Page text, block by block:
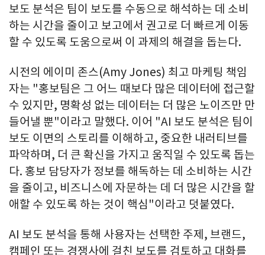
보도 분석은 팀이 보도를 수동으로 해석하는 데 소비
하는 시간을 줄이고 보고에서 권고로 더 빠르게 이동
할 수 있도록 도움으로써 이 과제의 해결을 돕는다.
시전의 에이미 존스(Amy Jones) 최고 마케팅 책임
자는 "홍보팀은 그 어느 때보다 많은 데이터에 접근할
수 있지만, 명확성 없는 데이터는 더 많은 노이즈만 만
들어낼 뿐"이라고 말했다. 이어 "AI 보도 분석은 팀이
보도 이면의 스토리를 이해하고, 중요한 내러티브를
파악하며, 더 큰 확신을 가지고 움직일 수 있도록 돕는
다. 홍보 담당자가 정보를 해독하는 데 소비하는 시간
을 줄이고, 비즈니스에 자문하는 데 더 많은 시간을 할
애할 수 있도록 하는 것이 핵심"이라고 덧붙였다.
AI 보도 분석을 통해 사용자는 선택한 주제, 브랜드,
캠페인 또는 경쟁사에 걸친 보도를 검토하고 대화를